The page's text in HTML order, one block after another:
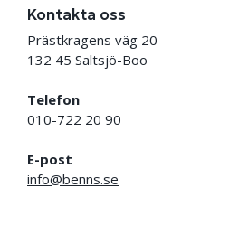
Kontakta oss
Prästkragens väg 20
132 45 Saltsjö-Boo
Telefon
010-722 20 90
E-post
info@benns.se